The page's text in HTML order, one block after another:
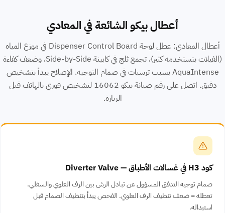
أعطال بيكو الشائعة في المعادي
أعطال المعادي: عطل لوحة Dispenser Control Board في موزع المياه
(الفيلات بتستخدمه كثير)، تجمع ثلج في كابينة Side-by-Side، وضعف كفاءة
AquaIntense بسبب ترسبات في صمام التوجيه. الإصلاح يبدأ بتشخيص
دقيق. اتصل على رقم صيانة بيكو 16062 لتشخيص فوري بالهاتف قبل
الزيارة.
كود H3 في غسالات الأطباق — Diverter Valve
صمام توجيه التدفق المسؤول عن تبادل الرش بين الرف العلوي والسفلي.
تعطله = ضعف تنظيف الرف العلوي. الفحص يبدأ بتنظيف الصمام قبل
استبداله.